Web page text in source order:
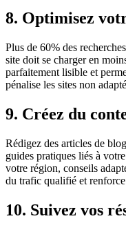
8. Optimisez
Plus de 60% des
site doit se charger en
parfaitement lisible et
pénalise les sites non
9. Créez du
Rédigez des articles de
guides pratiques liés à
votre région, conseils
du trafic qualifié et
10. Suivez vos